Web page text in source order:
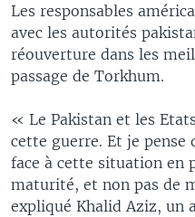
Les responsables
avec les autorités
réouverture dans les
passage de Torkhum.
« Le Pakistan et les
cette guerre. Et je pense
face à cette situation en
maturité, et non pas de
expliqué Khalid Aziz, un